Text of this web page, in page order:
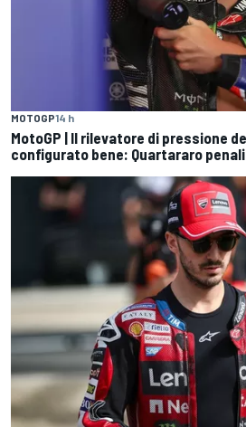
MOTOGP14 h
MotoGP | Il rilevatore di pressione
configurato bene: Quartararo